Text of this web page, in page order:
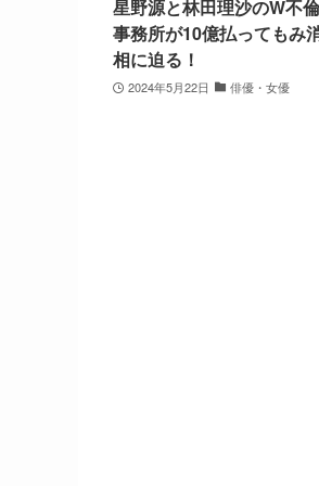
星野源と林田理沙のW不
事務所が10億払ってもみ
相に迫る！
2024年5月22日 俳優・女優